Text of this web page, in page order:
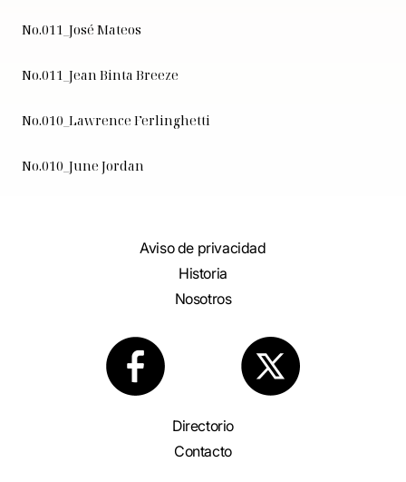
No.011_José Mateos
No.011_Jean Binta Breeze
No.010_Lawrence Ferlinghetti
No.010_June Jordan
Aviso de privacidad
Historia
Nosotros
Directorio
Contacto